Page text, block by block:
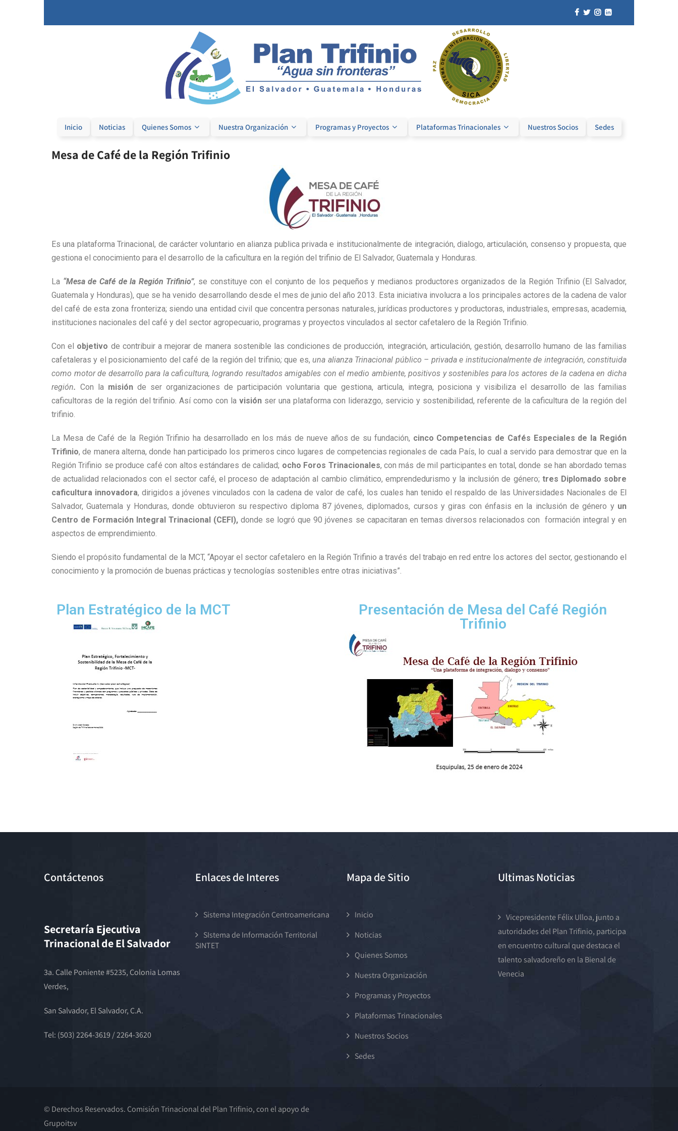
Inicio Noticias Quienes Somos Nuestra Organización Programas y Proyectos Plataformas Trinacionales Nuestros Socios Sedes
Mesa de Café de la Región Trifinio
Es una plataforma Trinacional, de carácter voluntario en alianza publica privada e institucionalmente de integración, dialogo, articulación, consenso y propuesta, que
gestiona el conocimiento para el desarrollo de la caficultura en la región del trifinio de El Salvador, Guatemala y Honduras.
La “Mesa de Café de la Región Trifinio”, se constituye con el conjunto de los pequeños y medianos productores organizados de la Región Trifinio (El Salvador,
Guatemala y Honduras), que se ha venido desarrollando desde el mes de junio del año 2013. Esta iniciativa involucra a los principales actores de la cadena de valor
del café de esta zona fronteriza; siendo una entidad civil que concentra personas naturales, jurídicas productores y productoras, industriales, empresas, academia,
instituciones nacionales del café y del sector agropecuario, programas y proyectos vinculados al sector cafetalero de la Región Trifinio.
Con el objetivo de contribuir a mejorar de manera sostenible las condiciones de producción, integración, articulación, gestión, desarrollo humano de las familias
cafetaleras y el posicionamiento del café de la región del trifinio;que es,una alianza Trinacional público – privada e institucionalmente de integración, constituida
como motor de desarrollo para la caficultura, logrando resultados amigables con el medio ambiente, positivos y sostenibles para los actores de la cadena en dicha
región. Con la misión de ser organizaciones de participación voluntaria que gestiona, articula, integra, posiciona y visibiliza el desarrollo de las familias
caficultoras de la región del trifinio. Así como con la visiónser una plataforma con liderazgo, servicio y sostenibilidad, referente de la caficultura de la región del
trifinio.
La Mesa de Café de la Región Trifinio ha desarrollado en los más de nueve años de su fundación, cinco Competencias de Cafés Especiales de la Región
Trifinio, de manera alterna, donde han participado los primeros cinco lugares de competencias regionales de cada País, lo cual a servido para demostrar que en la
Región Trifinio se produce café con altos estándares de calidad; ocho Foros Trinacionales, con más de mil participantes en total, donde se han abordado temas
de actualidad relacionados con el sector café, el proceso de adaptación al cambio climático, emprendedurismo y la inclusión de género; tres Diplomado sobre
caficultura innovadora, dirigidos a jóvenes vinculados con la cadena de valor de café, los cuales han tenido el respaldo de las Universidades Nacionales de El
Salvador, Guatemala y Honduras, donde obtuvieron su respectivo diploma 87 jóvenes, diplomados, cursos y giras con énfasis en la inclusión de género y un
Centro de Formación Integral Trinacional (CEFI), donde se logró que 90 jóvenes se capacitaran en temas diversos relacionados con formación integral y en
aspectos de emprendimiento.
Siendo el propósito fundamental de la MCT, “Apoyar el sector cafetalero en la Región Trifinio a través del trabajo en red entre los actores del sector, gestionando el
conocimiento y la promoción de buenas prácticas y tecnologías sostenibles entre otras iniciativas”.
Plan Estratégico de la MCT
Presentación de Mesa del Café Región
Trifinio
Contáctenos
Secretaría Ejecutiva
Trinacional de El Salvador
3a. Calle Poniente #5235, Colonia Lomas
Verdes,
San Salvador, El Salvador, C.A.
Tel: (503) 2264-3619 / 2264-3620
Enlaces de Interes
Sistema Integración Centroamericana
SIstema de Información Territorial
SINTET
Mapa de Sitio
Inicio
Noticias
Quienes Somos
Nuestra Organización
Programas y Proyectos
Plataformas Trinacionales
Nuestros Socios
Sedes
Ultimas Noticias
Vicepresidente Félix Ulloa, junto a
autoridades del Plan Trifinio, participa
en encuentro cultural que destaca el
talento salvadoreño en la Bienal de
Venecia
© Derechos Reservados. Comisión Trinacional del Plan Trifinio, con el apoyo de
Grupoitsv